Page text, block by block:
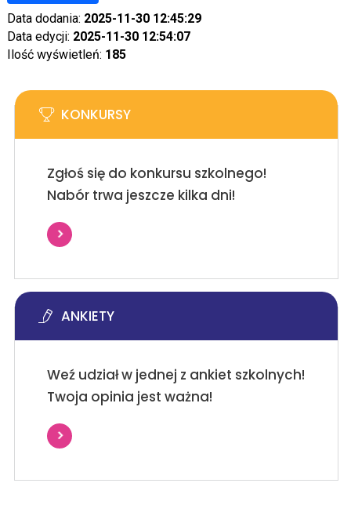
Data dodania: 2025-11-30 12:45:29
Data edycji: 2025-11-30 12:54:07
Ilość wyświetleń: 185
KONKURSY
Zgłoś się do konkursu szkolnego!
Nabór trwa jeszcze kilka dni!
ANKIETY
Weź udział w jednej z ankiet szkolnych!
Twoja opinia jest ważna!